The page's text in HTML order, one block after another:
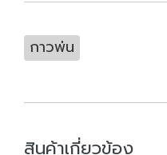
กาวพ่น
สินค้าเกี่ยวข้อง